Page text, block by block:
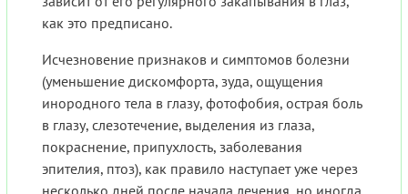
как это предписано.
Исчезновение признаков и симптомов болезни
(уменьшение дискомфорта, зуда, ощущения
инородного тела в глазу, фотофобия, острая боль
в глазу, слезотечение, выделения из глаза,
покраснение, припухлость, заболевания
эпителия, птоз), как правило наступает уже через